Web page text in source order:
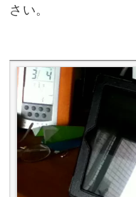
さい。